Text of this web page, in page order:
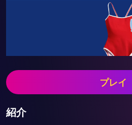
プレイ
紹介